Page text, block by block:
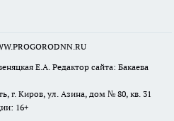
Е.А. Редактор сайта: Бакаева
г. Киров, ул. Азина, дом № 80, кв. 31
16+